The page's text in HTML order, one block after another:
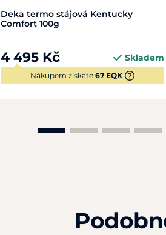
L | 140-145 cm XL | 150-155 cm
Deka termo stájová Kentucky
Comfort 100g
4 495 Kč Skladem
Nákupem získáte 67 EQK